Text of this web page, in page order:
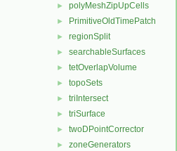
► polyMeshZipUpCells
► PrimitiveOldTimePatch
► regionSplit
► searchableSurfaces
► tetOverlapVolume
► topoSets
► triIntersect
► triSurface
► twoDPointCorrector
► zoneGenerators